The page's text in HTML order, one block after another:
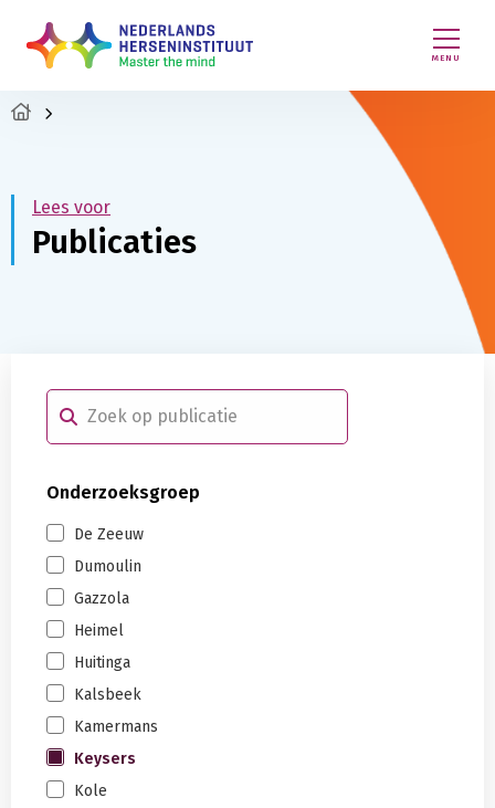
MENU
Lees voor
Publicaties
Show
search
results
Onderzoeksgroep
De Zeeuw
Dumoulin
Gazzola
Heimel
Huitinga
Kalsbeek
Kamermans
Keysers
Kole